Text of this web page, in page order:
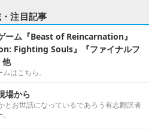
注目記事
ーム『Beast of Reincarnation』
Fighting Souls』『ファイナルフ
他
はこちら。
場から
とお世話になっているであろう有志翻訳者